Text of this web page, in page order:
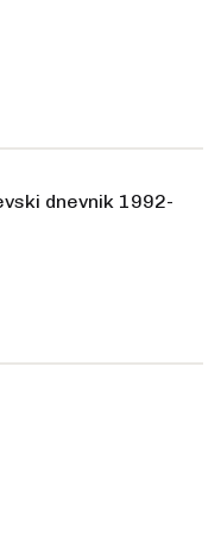
dnevnik 1992-